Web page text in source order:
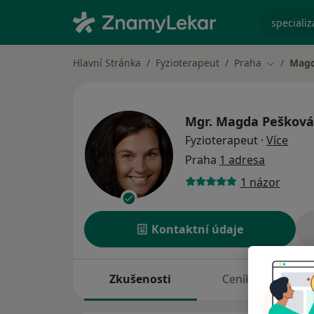
Hlavní Stránka Fyzioterapeut Praha Změna
Mgr. Magda Pešková
Fyzioterapeut · Více
Praha 1 adresa
1 názor
Kontaktní údaje
Zkušenosti Ceník